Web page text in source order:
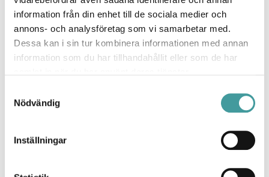
information från din enhet till de sociala medier och
annons- och analysföretag som vi samarbetar med.
Dessa kan i sin tur kombinera informationen med annan
information som du har tillhandahållit eller som de har
Nödvändig
Inställningar